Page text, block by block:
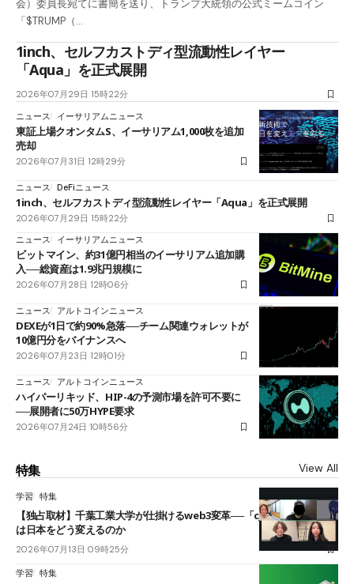
会）委員長宛てに書簡を送り、トランプ大統領の公式ミームコイン
「$TRUMP（…
1inch、セルフカストディ型流動性レイヤー
「Aqua」を正式展開
2026年07月29日 15時22分
ニュース
イーサリアムニュース
東証上場クオンタムS、イーサリアム1,000枚を追加
売却
2026年07月31日 12時29分
ニュース DeFiニュース
1inch、セルフカストディ型流動性レイヤー「Aqua」を正式展開
2026年07月29日 15時22分
ニュース
イーサリアムニュース
ビットマイン、約31億円相当のイーサリアム追加購
入──総資産は1.9兆円規模に
2026年07月28日 12時06分
ニュース アルトコインニュース
DEXEが1日で約90%急落──チーム関連ウォレットが
10億円分をバイナンスへ
2026年07月23日 12時01分
ニュース アルトコインニュース
ハイパーリキッド、HIP-4の予測市場を許可不要に
──展開者に50万HYPE要求
2026年07月24日 10時56分
特集 View All
学習 特集
【独占取材】千葉工業大学が仕掛けるweb3変革──「cJPY」とAIの融合
は日本をどう変えるのか
2026年07月13日 09時25分
学習 特集